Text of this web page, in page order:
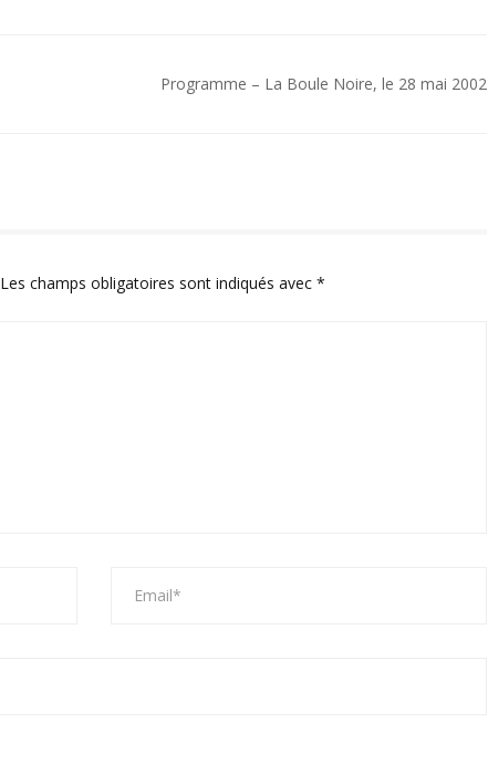
Programme – La Boule Noire, le 28 mai 2002
Les champs obligatoires sont indiqués avec *